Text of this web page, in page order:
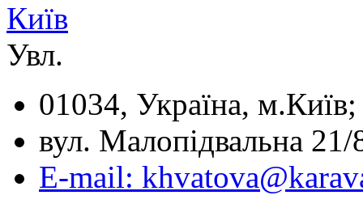
Київ
Увл.
01034, Україна, м.Київ;
вул. Малопідвальна 21/
E-mail: